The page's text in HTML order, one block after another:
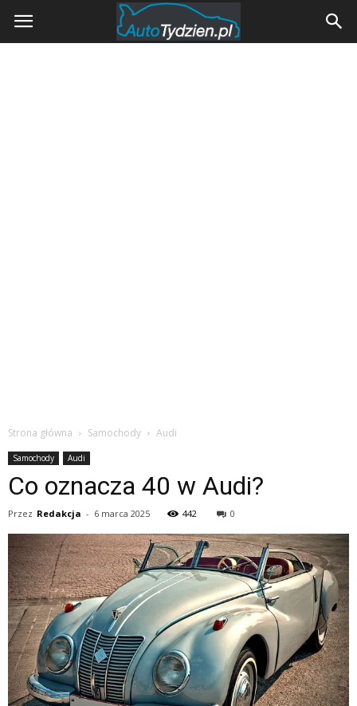
AutoTydzien.pl
Strona główna Samochody Audi
Samochody Audi
Co oznacza 40 w Audi?
Przez Redakcja - 6 marca 2025 442 0